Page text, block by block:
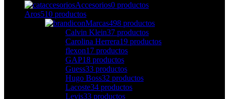
Accesorios0 productos
Aros510 productos
Marcas498 productos
Calvin Klein37 productos
Carolina Herrera19 productos
flexon17 productos
GAP18 productos
Guess33 productos
Hugo Boss32 productos
Lacoste34 productos
Levis33 productos